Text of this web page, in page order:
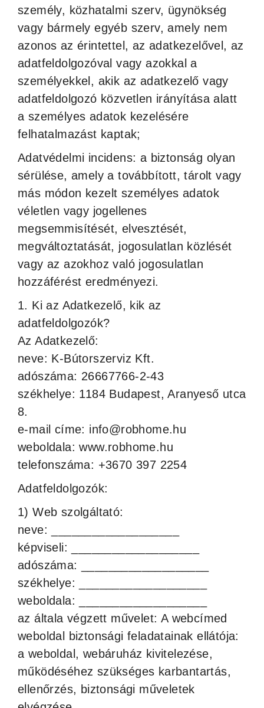
személy, közhatalmi szerv, ügynökség
vagy bármely egyéb szerv, amely nem
azonos az érintettel, az adatkezelővel, az
adatfeldolgozóval vagy azokkal a
személyekkel, akik az adatkezelő vagy
adatfeldolgozó közvetlen irányítása alatt
a személyes adatok kezelésére
felhatalmazást kaptak;
Adatvédelmi incidens: a biztonság olyan
sérülése, amely a továbbított, tárolt vagy
más módon kezelt személyes adatok
véletlen vagy jogellenes
megsemmisítését, elvesztését,
megváltoztatását, jogosulatlan közlését
vagy az azokhoz való jogosulatlan
hozzáférést eredményezi.
1. Ki az Adatkezelő, kik az
adatfeldolgozók?
Az Adatkezelő:
neve: K-Bútorszerviz Kft.
adószáma: 26667766-2-43
székhelye: 1184 Budapest, Aranyeső utca
8.
e-mail címe: info@robhome.hu
weboldala: www.robhome.hu
telefonszáma: +3670 397 2254
Adatfeldolgozók:
1) Web szolgáltató:
neve: ___________________
képviseli: ___________________
adószáma: ___________________
székhelye: ___________________
weboldala: ___________________
az általa végzett művelet: A webcímed
weboldal biztonsági feladatainak ellátója:
a weboldal, webáruház kivitelezése,
működéséhez szükséges karbantartás,
ellenőrzés, biztonsági műveletek